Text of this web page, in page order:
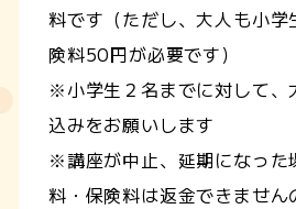
料です（ただし、大人も小学
険料50円が必要です）
※小学生２名までに対して、
込みをお願いします
※講座が中止、延期になった
料・保険料は返金できません